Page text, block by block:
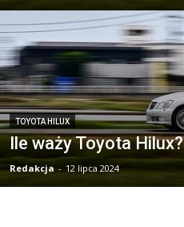
TOYOTA HILUX
Ile waży Toyota Hilux?
Redakcja - 12 lipca 2024